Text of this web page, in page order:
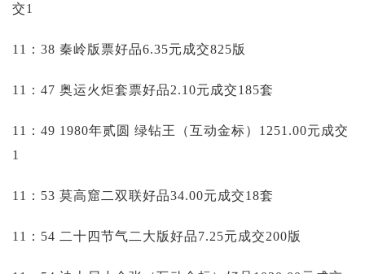
交1
11：38 秦岭版票好品6.35元成交825版
11：47 奥运火炬套票好品2.10元成交185套
11：49 1980年贰圆 绿钻王（互动金标）1251.00元成交
1
11：53 莫高窟二双联好品34.00元成交18套
11：54 二十四节气二大版好品7.25元成交200版